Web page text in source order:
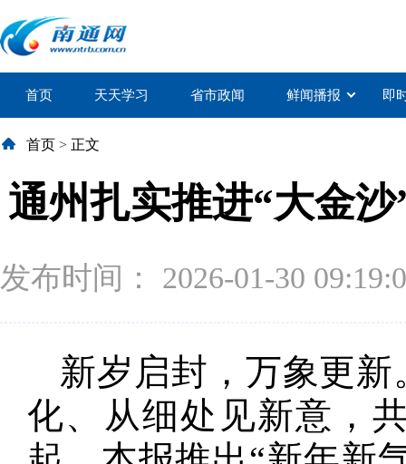
首页 天天学习 省市政闻 鲜闻播报 即
首页 > 正文
通州扎实推进“大金
发布时间： 2026-01-30
新岁启封，万象更
化、从细处见新意，